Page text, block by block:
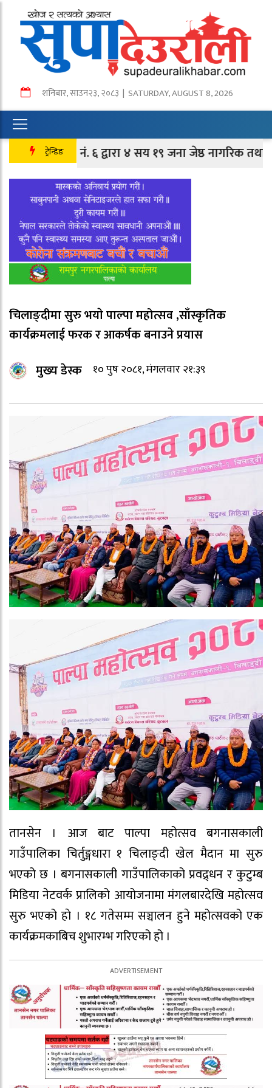
शनिबार,साउन२३,२०८३ | SATURDAY, AUGUST 8, 2026
ट्रेन्डिङ
वडा नं. ६ द्वारा ४ सय १९ जना जेष्ठ नागरिक तथा लक्षित
चिलाङ्दीमा सुरु भयाे पाल्पा महोत्सव ,साँस्कृतिक
कार्यक्रमलाई फरक र आकर्षक बनाउने प्रयास
मुख्य डेस्क
१० पुष २०८१, मंगलवार २१:३९
तानसेन । आज बाट पाल्पा महोत्सव बगनासकाली
गाउँपालिका चिर्तुङ्गधारा १ चिलाङ्दी खेल मैदान मा सुरु
भएको छ । बगनासकाली गाउँपालिकाको प्रवद्र्धन र कुटुम्ब
मिडिया नेटवर्क प्रालिको आयोजनामा मंगलबारदेखि महोत्सव
सुरु भएको हाे । १८ गतेसम्म सञ्चालन हुने महोत्सवको एक
कार्यक्रमकाबिच शुभारम्भ गरिएको हो ।